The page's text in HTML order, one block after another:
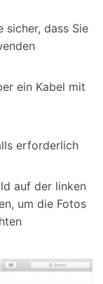
sicher, dass Sie
ein Kabel mit
erforderlich
auf der linken
um die Fotos